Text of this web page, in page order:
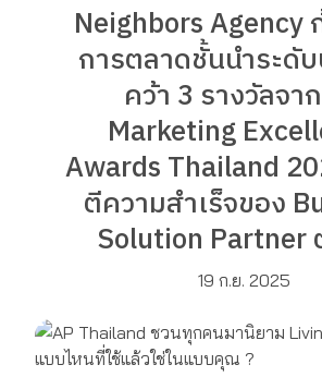
Neighbors Agency
การตลาดชั้นนำระดั
คว้า 3 รางวัลจา
Marketing
Awards Thailand
ตีความสำเร็จของ
Solution Partner
19 ก.ย. 2025